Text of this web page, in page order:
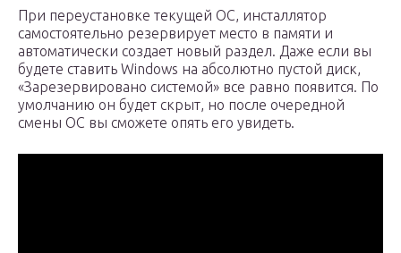
При переустановке текущей ОС, инсталлятор
самостоятельно резервирует место в памяти и
автоматически создает новый раздел. Даже если вы
будете ставить Windows на абсолютно пустой диск,
«Зарезервировано системой» все равно появится. По
умолчанию он будет скрыт, но после очередной
смены ОС вы сможете опять его увидеть.